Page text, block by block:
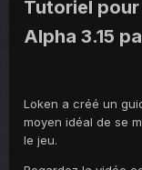
Tutoriel
Alpha 3.15
Loken a créé un
moyen idéal de se
le jeu.